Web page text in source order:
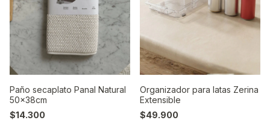
Paño secaplato Panal Natural
50x38cm
$14.300
Organizador para latas Zerina
Extensible
$49.900